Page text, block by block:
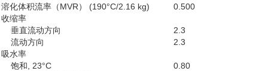
溶化体积流率（MVR） (190°C/2.16 kg)
0.500
收缩率
垂直流动方向
2.3
流动方向
2.3
吸水率
饱和, 23°C
0.80